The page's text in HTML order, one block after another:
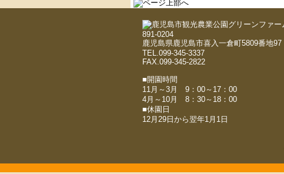
891-0204
鹿児島県鹿児島市喜入一倉町5809番地97
TEL.099-345-3337
FAX.099-345-2822
■開園時間
11月～3月 9：00～17：00
4月～10月 8：30～18：00
■休園日
12月29日から翌年1月1日